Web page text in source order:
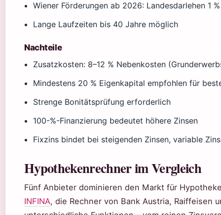
Wiener Förderungen ab 2026: Landesdarlehen 1 %
Lange Laufzeiten bis 40 Jahre möglich
Nachteile
Zusatzkosten: 8–12 % Nebenkosten
Mindestens 20 % Eigenkapital empfohlen für
Strenge Bonitätsprüfung erforderlich
100-%-Finanzierung bedeutet höhere Zinsen
Fixzins bindet bei steigenden Zinsen, variable
Hypothekenrechner im Vergleich
Fünf Anbieter dominieren den Markt für
INFINA, die Rechner von Bank Austria, Raiffeisen